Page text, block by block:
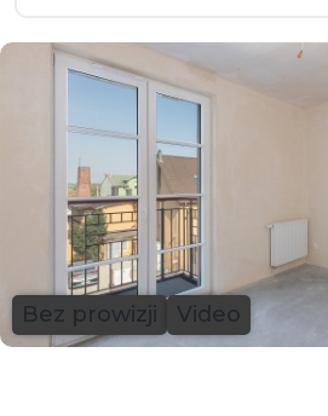
Bez prowizji Video